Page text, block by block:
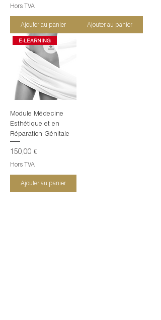
Hors TVA
Ajouter au panier Ajouter au panier
E-LEARNING
Module Médecine
Esthétique et en
Réparation Génitale
Prix
150,00 €
Hors TVA
Ajouter au panier